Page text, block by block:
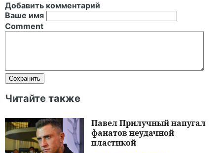
Добавить комментарий
Ваше имя
Comment
Читайте также
Павел Прилучный напугал
фанатов неудачной
пластикой